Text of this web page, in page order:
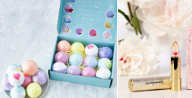
なし（0円） あり（0